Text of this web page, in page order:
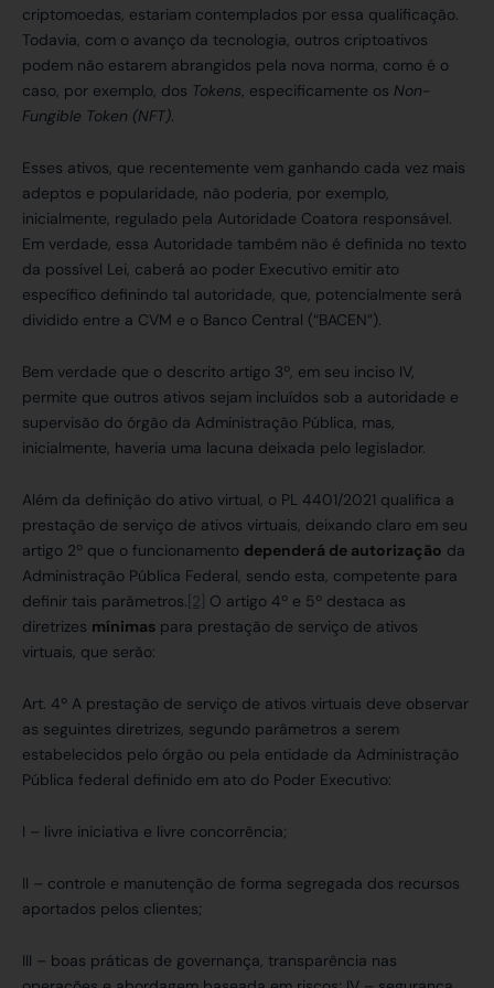
criptomoedas, estariam contemplados por essa qualificação.
Todavia, com o avanço da tecnologia, outros criptoativos
podem não estarem abrangidos pela nova norma, como é o
caso, por exemplo, dos Tokens, especificamente os Non-
Fungible Token (NFT).
Esses ativos, que recentemente vem ganhando cada vez mais
adeptos e popularidade, não poderia, por exemplo,
inicialmente, regulado pela Autoridade Coatora responsável.
Em verdade, essa Autoridade também não é definida no texto
da possível Lei, caberá ao poder Executivo emitir ato
específico definindo tal autoridade, que, potencialmente será
dividido entre a CVM e o Banco Central (“BACEN”).
Bem verdade que o descrito artigo 3º, em seu inciso IV,
permite que outros ativos sejam incluídos sob a autoridade e
supervisão do órgão da Administração Pública, mas,
inicialmente, haveria uma lacuna deixada pelo legislador.
Além da definição do ativo virtual, o PL 4401/2021 qualifica a
prestação de serviço de ativos virtuais, deixando claro em seu
artigo 2º que o funcionamento dependerá de autorização da
Administração Pública Federal, sendo esta, competente para
definir tais parâmetros. [2] O artigo 4º e 5º destaca as
diretrizes mínimas para prestação de serviço de ativos
virtuais, que serão:
Art. 4º A prestação de serviço de ativos virtuais deve observar
as seguintes diretrizes, segundo parâmetros a serem
estabelecidos pelo órgão ou pela entidade da Administração
Pública federal definido em ato do Poder Executivo:
I – livre iniciativa e livre concorrência;
II – controle e manutenção de forma segregada dos recursos
aportados pelos clientes;
III – boas práticas de governança, transparência nas